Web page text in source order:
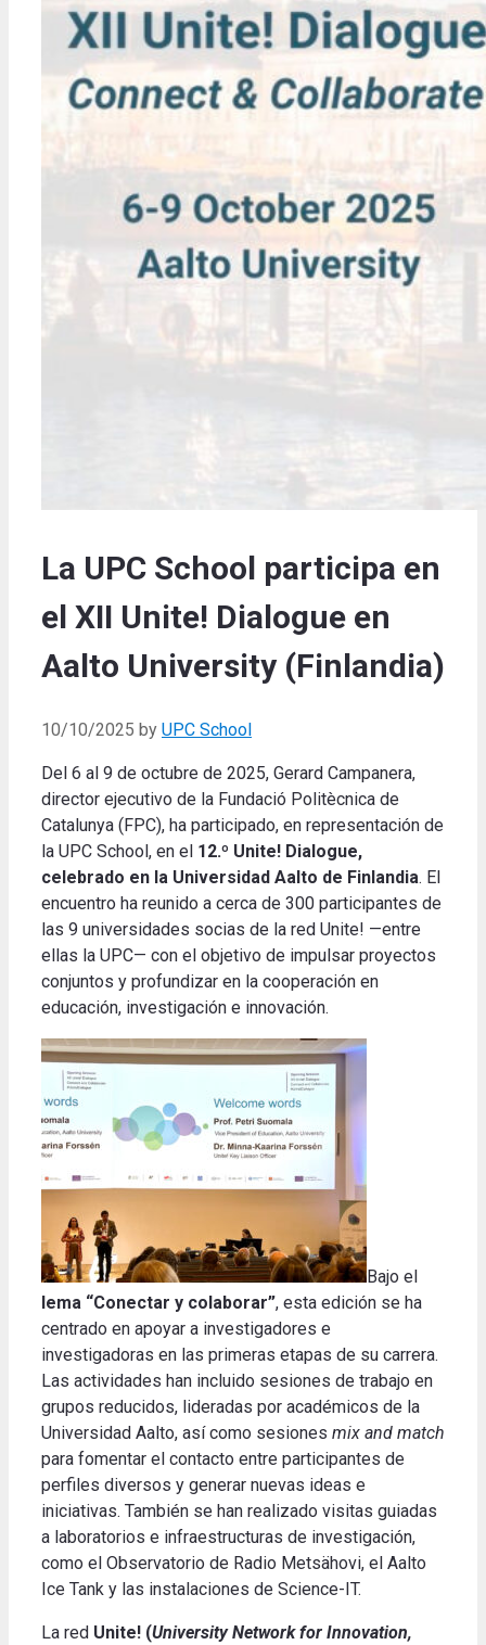
La UPC School participa en
el XII Unite! Dialogue en
Aalto University (Finlandia)
10/10/2025 by UPC School
Del 6 al 9 de octubre de 2025, Gerard Campanera,
director ejecutivo de la Fundació Politècnica de
Catalunya (FPC), ha participado, en representación de
la UPC School, en el 12.º Unite! Dialogue,
celebrado en la Universidad Aalto de Finlandia. El
encuentro ha reunido a cerca de 300 participantes de
las 9 universidades socias de la red Unite! —entre
ellas la UPC— con el objetivo de impulsar proyectos
conjuntos y profundizar en la cooperación en
educación, investigación e innovación.
Bajo el
lema “Conectar y colaborar”, esta edición se ha
centrado en apoyar a investigadores e
investigadoras en las primeras etapas de su carrera.
Las actividades han incluido sesiones de trabajo en
grupos reducidos, lideradas por académicos de la
Universidad Aalto, así como sesiones mix and match
para fomentar el contacto entre participantes de
perfiles diversos y generar nuevas ideas e
iniciativas. También se han realizado visitas guiadas
a laboratorios e infraestructuras de investigación,
como el Observatorio de Radio Metsähovi, el Aalto
Ice Tank y las instalaciones de Science-IT.
La red Unite! (University Network for Innovation,